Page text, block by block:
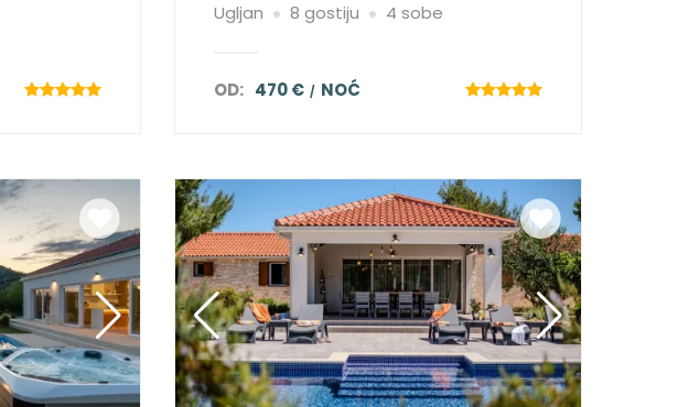
Ugljan 8 gostiju 4 sobe
OD: 470 € NOĆ